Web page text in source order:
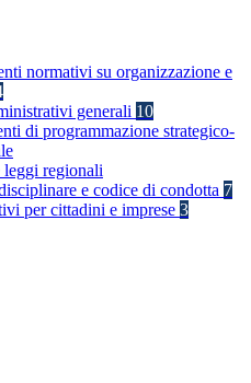
normativi su organizzazione e
generali 10
di programmazione strategico-
leggi regionali
e codice di condotta 7
per cittadini e imprese 3